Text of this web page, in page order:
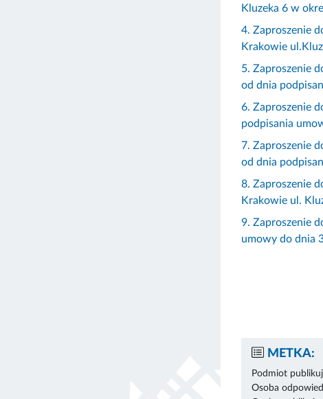
Kluzeka 6 w
4. Zaproszenie
Krakowie
5. Zaproszenie
od dnia
6. Zaproszenie
podpisania
7. Zaproszenie
od dnia
8. Zaproszenie
Krakowie ul.
9. Zaproszenie
umowy do dnia
METKA:
Podmiot
Osoba